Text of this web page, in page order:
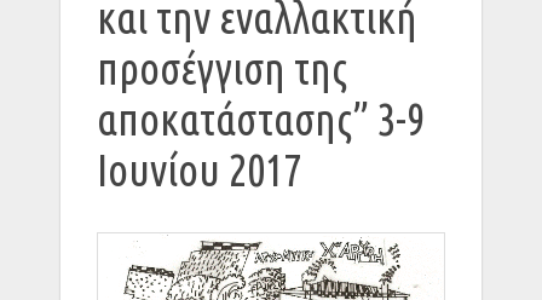
και την εναλλακτική
προσέγγιση της
αποκατάστασης” 3-9
Ιουνίου 2017